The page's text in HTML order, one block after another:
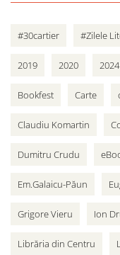
#30cartier #Zilele
2019 2020 2024
Bookfest Carte
Claudiu Komartin
Dumitru Crudu
Em.Galaicu-Păun
Grigore Vieru Ion
Librăria din Centru